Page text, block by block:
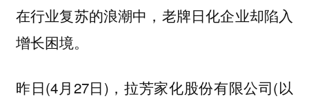
在行业复苏的浪潮中，老牌日化企业却陷入
增长困境。
昨日(4月27日)，拉芳家化股份有限公司(以